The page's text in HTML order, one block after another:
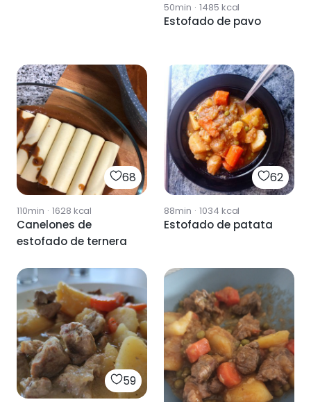
50min · 1485 kcal
Estofado de pavo
68
110min · 1628 kcal
Canelones de
estofado de ternera
62
88min · 1034 kcal
Estofado de patata
59